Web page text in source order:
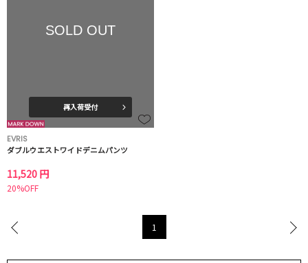
SOLD OUT
再入荷受付
EVRIS
ダブルウエストワイドデニムパンツ
11,520 円
20%OFF
1